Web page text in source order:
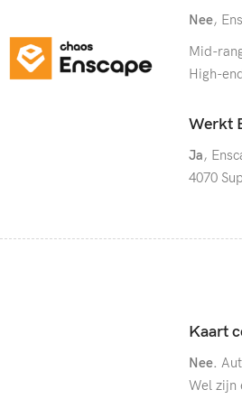
Nee,
Mid-
High-
Werkt
Ja,
4070
Kaart
Nee.
Wel zijn